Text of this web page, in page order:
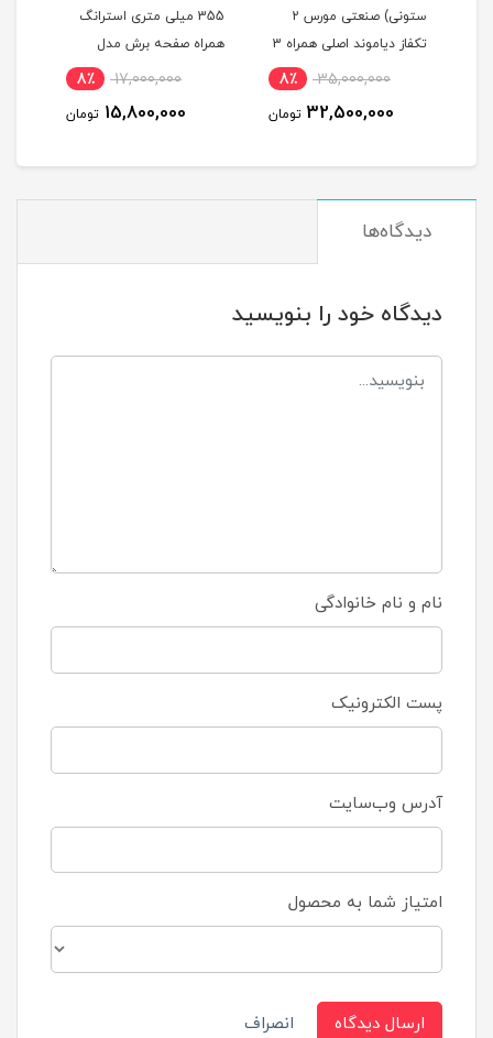
ستونی) صنعتی مورس 2
تکفاز دیاموند اصلی همراه 3
نظام مدل DIAMOND J1Z-
35,000,000 8٪
32,500,000 تومان
355 میلی متری استرانگ
همراه صفحه برش مدل
STRONG STG2500 در حد 17,000,000 8٪
15,800,000 تومان
دیدگاه‌ها
دیدگاه خود را بنویسید
نام و نام خانوادگی
پست الکترونیک
آدرس وب‌سایت
امتیاز شما به محصول
ارسال دیدگاه انصراف